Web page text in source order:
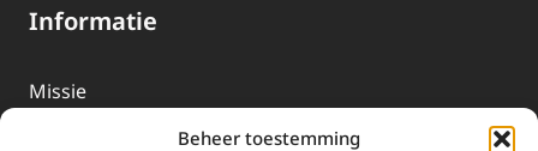
Beheer toestemming
Informatie
Missie